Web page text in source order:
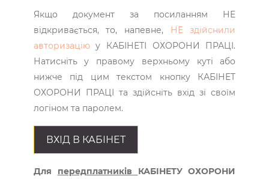
Якщо документ за посиланням НЕ
відкривається, то, напевне, НЕ здійснили
авторизаціюу КАБІНЕТІ ОХОРОНИ ПРАЦІ.
Натисніть у правому верхньому куті або
нижче під цим текстом кнопку КАБІНЕТ
ОХОРОНИ ПРАЦІ та здійсніть вхід зі своїм
логіном та паролем.
ВХІД В КАБІНЕТ
Для передплатників КАБІНЕТУ ОХОРОНИ